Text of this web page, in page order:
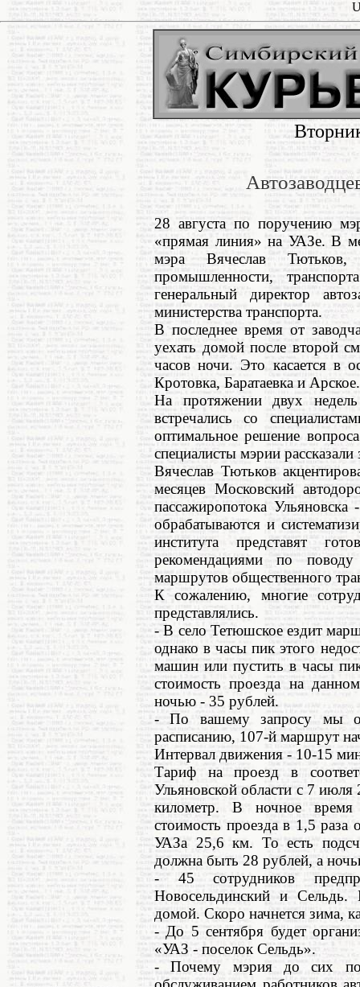
28 августа по поручению
«прямая линия» на УАЗе. В
мэра Вячеслав Тютьков,
промышленности,
генеральный директор
министерства транспорта.
В последнее время от
уехать домой после второй
часов ночи. Это касается в
Кротовка, Баратаевка и Арское.
На протяжении двух
встречались со
оптимальное решение
специалисты мэрии
Вячеслав Тютьков
месяцев Московский
пассажиропотока
обрабатываются и
института представят
рекомендациями по
маршрутов общественного
К сожалению, многие
представлялись.
- В село Тетюшское ездит
однако в часы пик этого
машин или пустить в часы
стоимость проезда на
ночью - 35 рублей.
- По вашему запросу мы
расписанию, 107-й маршрут
Интервал движения - 10-15
Тариф на проезд в
Ульяновской области с 7 июля
километр. В ночное время
стоимость проезда в 1,5
УАЗа 25,6 км. То есть
должна быть 28 рублей, а
- 45 сотрудников
Новосельдинский и
домой. Скоро начнется зима,
- До 5 сентября будет
«УАЗ - поселок Сельдь».
- Почему мэрия до сих